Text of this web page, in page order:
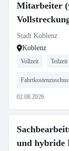
Mitarbeiter
Stadt Koblenz
Koblenz
Vollzeit Teilzeit
02.08.2026
und hybride